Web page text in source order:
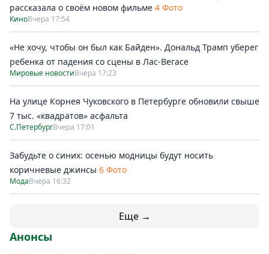
рассказала о своём новом фильме 4 Фото
КиноВчера 17:54
«Не хочу, чтобы он был как Байден». Дональд Трамп уберег
ребенка от падения со сцены в Лас-Вегасе
Мировые новостиВчера 17:23
На улице Корнея Чуковского в Петербурге обновили свыше
7 тыс. «квадратов» асфальта
С.ПетербургВчера 17:01
Забудьте о синих: осенью модницы будут носить
коричневые джинсы 6 Фото
МодаВчера 16:32
Еще →
Анонсы